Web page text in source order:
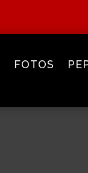
FOTOS